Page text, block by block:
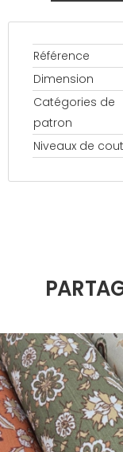
Référence
Dimension
Catégories de
patron
Niveaux de